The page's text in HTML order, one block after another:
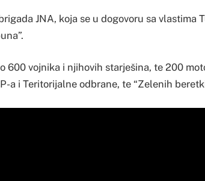
JNA, koja se u dogovoru sa vlastima
600 vojnika i njihovih starješina, te 200
a i Teritorijalne odbrane, te “Zelenih